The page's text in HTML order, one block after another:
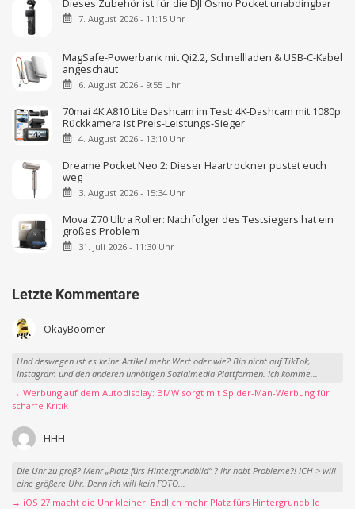
Dieses Zubehör ist für die DJI Osmo Pocket unabdingbar
7. August 2026 - 11:15 Uhr
MagSafe-Powerbank mit Qi2.2, Schnellladen & USB-C-Kabel
angeschaut
6. August 2026 - 9:55 Uhr
70mai 4K A810 Lite Dashcam im Test: 4K-Dashcam mit 1080p
Rückkamera ist Preis-Leistungs-Sieger
4. August 2026 - 13:10 Uhr
Dreame Pocket Neo 2: Dieser Haartrockner pustet euch
weg
3. August 2026 - 15:34 Uhr
Mova Z70 Ultra Roller: Nachfolger des Testsiegers hat ein
großes Problem
31. Juli 2026 - 11:30 Uhr
Letzte Kommentare
OkayBoomer
Und deswegen ist es keine Artikel mehr Wert oder wie? Bin nicht auf TikTok,
Instagram und den anderen unnötigen Sozialmedia Plattformen. Ich komme...
→ Werbung auf dem Autodisplay: BMW sorgt mit Spider-Man-Werbung für
scharfe Kritik
HHH
Die Uhr zu groß? Mehr „Platz fürs Hintergrundbild“ ? Ihr habt Probleme?! ICH > will
eine größere Uhr. Denn ich will kein FOTO...
→ iOS 27 macht die Uhr kleiner: Endlich mehr Platz fürs Hintergrundbild